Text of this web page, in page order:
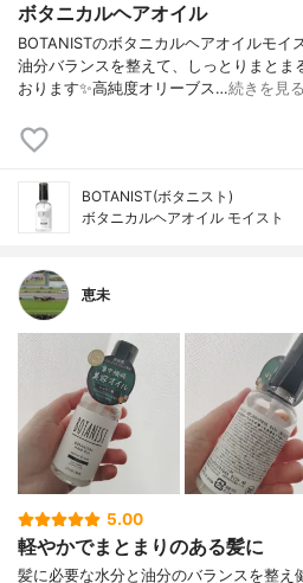
ボタニカルヘアオイル
BOTANISTのボタニカルヘアオイルモイ
油分バランスを整えて、しっとりまとま
おります✨高純度オリーブス…続きを見る
BOTANIST(ボタニスト)
ボタニカルヘアオイル モイスト
恵未
5.00
軽やかでまとまりのある髪に
髪に必要な水分と油分のバランスを整え